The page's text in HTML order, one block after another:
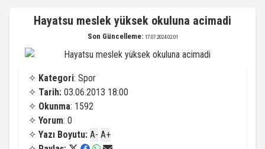
Hayatsu meslek yüksek okuluna acimadi
Son Güncelleme: 17.07.2024 02:01
✧ Kategori: Spor
✧ Tarih: 03.06.2013 18:00
✧ Okunma: 1592
✧ Yorum: 0
✧ Yazı Boyutu: A- A+